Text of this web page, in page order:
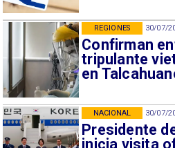
30/07/
Confirman
tripulante
en
REGIONES
30/07/
Presidente
inicia visita
NACIONAL